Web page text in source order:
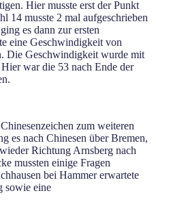
Hier musste erst der Punkt
14 musste 2 mal aufgeschrieben
es dann zur ersten
eine Geschwindigkeit von
Die Geschwindigkeit wurde mit
war die 53 nach Ende der
zum weiteren
es nach Chinesen über Bremen,
Richtung Arnsberg nach
mussten einige Fragen
bei Hammer erwartete
sowie eine